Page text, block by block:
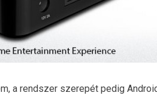
a rendszer szerepét pedig